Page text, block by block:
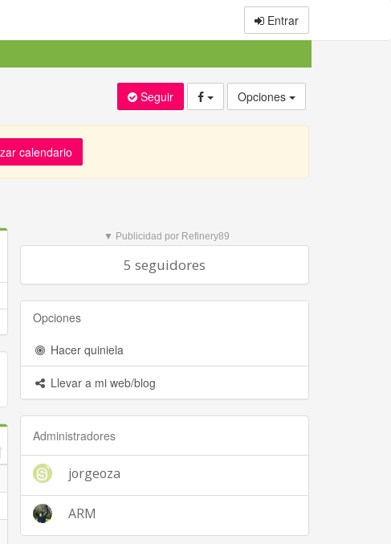
Entrar
Seguir Opciones
calendario
▼ Publicidad por Refinery89
5 seguidores
Opciones
Hacer quiniela
Llevar a mi web/blog
Administradores
jorgeoza
ARM